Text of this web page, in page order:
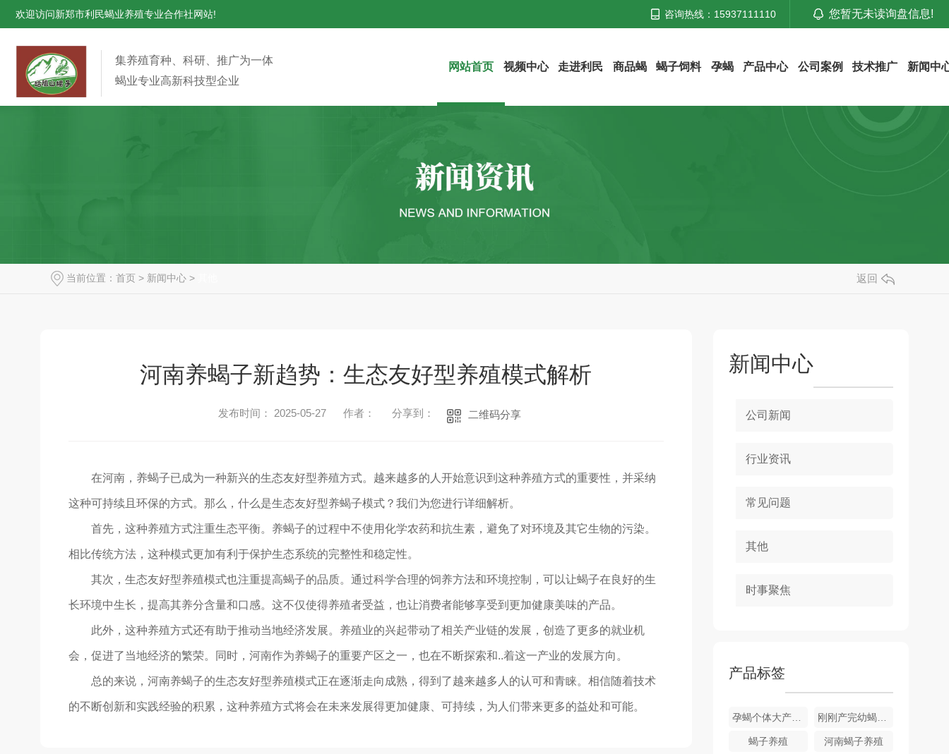
欢迎访问新郑市利民蝎业养殖专业合作社网站! 咨询热线：15937111110 您暂无未读询盘信息!
集养殖育种、科研、推广为一体
蝎业专业高新科技型企业
网站首页 视频中心 走进利民 商品蝎 蝎子饲料 孕蝎 产品中心 公司案例 技术推广 新闻中
当前位置： 首页 > 新闻中心 > 返回
河南养蝎子新趋势：生态友好型养殖模式解析
发布时间： 2025-05-27 作者： 分享到： 二维码分享
在河南，养蝎子已成为一种新兴的生态友好型养殖方式。越来越多的人开始意识到这种养殖方式的重要性，并采纳
这种可持续且环保的方式。那么，什么是生态友好型养蝎子模式？我们为您进行详细解析。
首先，这种养殖方式注重生态平衡。养蝎子的过程中不使用化学农药和抗生素，避免了对环境及其它生物的污染。
相比传统方法，这种模式更加有利于保护生态系统的完整性和稳定性。
其次，生态友好型养殖模式也注重提高蝎子的品质。通过科学合理的饲养方法和环境控制，可以让蝎子在良好的生
长环境中生长，提高其养分含量和口感。这不仅使得养殖者受益，也让消费者能够享受到更加健康美味的产品。
此外，这种养殖方式还有助于推动当地经济发展。养殖业的兴起带动了相关产业链的发展，创造了更多的就业机
会，促进了当地经济的繁荣。同时，河南作为养蝎子的重要产区之一，也在不断探索和..着这一产业的发展方向。
总的来说，河南养蝎子的生态友好型养殖模式正在逐渐走向成熟，得到了越来越多人的认可和青睐。相信随着技术
的不断创新和实践经验的积累，这种养殖方式将会在未来发展得更加健康、可持续，为人们带来更多的益处和可能。
新闻中心
公司新闻
行业资讯
常见问题
其他
时事聚焦
产品标签
孕蝎个体大产仔多易饲养 刚刚产完幼蝎的孕蝎
蝎子养殖 河南蝎子养殖